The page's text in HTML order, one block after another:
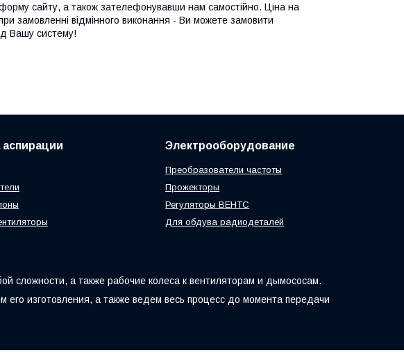
сайту, а також зателефонувавши нам самостійно. Ціна на
замовленні відмінного виконання - Ви можете замовити
Вашу систему!
Электрооборудование
Преобразователи частоты
Прожекторы
Регуляторы ВЕНТС
Для обдува радиодеталей
сложности, а также рабочие колеса к вентиляторам и дымососам.
изготовления, а также ведем весь процесс до момента передачи